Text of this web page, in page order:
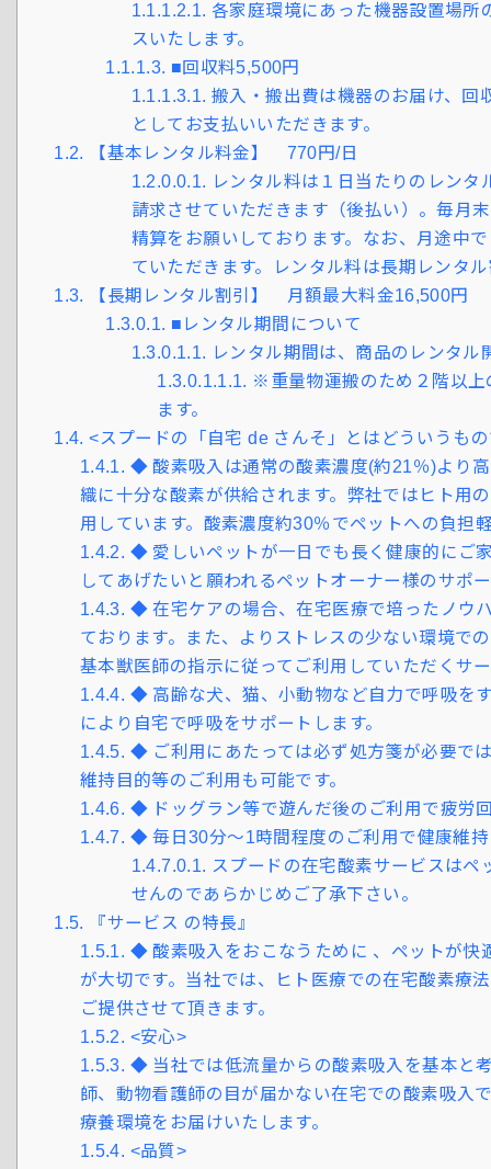
1.1.1.2.1. 各家庭環境にあった機器設置場
スいたします。
1.1.1.3. ■回収料5,500円
1.1.1.3.1. 搬入・搬出費は機器のお届け、回
としてお支払いいただきます。
1.2.
【基本レンタル料金】 770円/日
1.2.0.0.1. レンタル料は１日当たりのレン
請求させていただきます（後払い）。毎月
精算をお願いしております。なお、月途中
ていただきます。レンタル料は長期レンタ
1.3.
【長期レンタル割引】 月額最大料金16,500円
1.3.0.1. ■レンタル期間について
1.3.0.1.1. レンタル期間は、商品のレンタ
1.3.0.1.1.1. ※重量物運搬のため２階以上
ます。
1.4. <スプードの「自宅 de さんそ」とはどういうも
1.4.1. ◆ 酸素吸入は通常の酸素濃度(約21％)より
織に十分な酸素が供給されます。弊社ではヒト用
用しています。酸素濃度約30％でペットへの負担
1.4.2. ◆ 愛しいペットが一日でも長く健康的にご
してあげたいと願われるペットオーナー様のサポ
1.4.3. ◆ 在宅ケアの場合、在宅医療で培ったノウ
ております。また、よりストレスの少ない環境で
基本獣医師の指示に従ってご利用していただくサ
1.4.4. ◆ 高齢な犬、猫、小動物など自力で呼吸を
により自宅で呼吸をサポートします。
1.4.5. ◆ ご利用にあたっては必ず処方箋が必要で
維持目的等のご利用も可能です。
1.4.6. ◆ ドッグラン等で遊んだ後のご利用で疲労
1.4.7. ◆ 毎日30分～1時間程度のご利用で健康維
1.4.7.0.1. スプードの在宅酸素サービスは
せんのであらかじめご了承下さい。
1.5.
『サービス の特長』
1.5.1. ◆ 酸素吸入をおこなうために 、ペットが快
が大切です。当社では、ヒト医療での在宅酸素療
ご提供させて頂きます。
1.5.2. <安心>
1.5.3. ◆ 当社では低流量からの酸素吸入を基本と
師、動物看護師の目が届かない在宅での酸素吸入
療養環境をお届けいたします。
1.5.4. <品質>